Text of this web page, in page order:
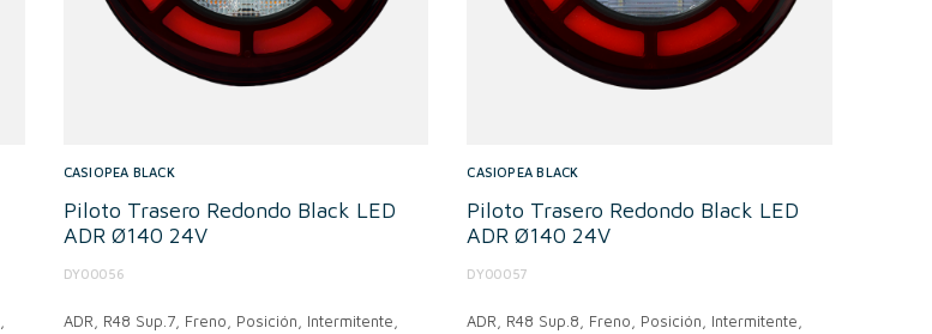
CASIOPEA BLACK
Piloto Trasero Redondo Black LED
ADR Ø140 24V
DY00056
ADR, R48 Sup.7, Freno, Posición, Intermitente,
CASIOPEA BLACK
Piloto Trasero Redondo Black LED
ADR Ø140 24V
DY00057
ADR, R48 Sup.8, Freno, Posición, Intermitente,